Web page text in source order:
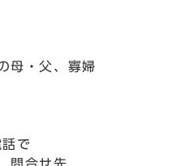
母・父、寡婦
で